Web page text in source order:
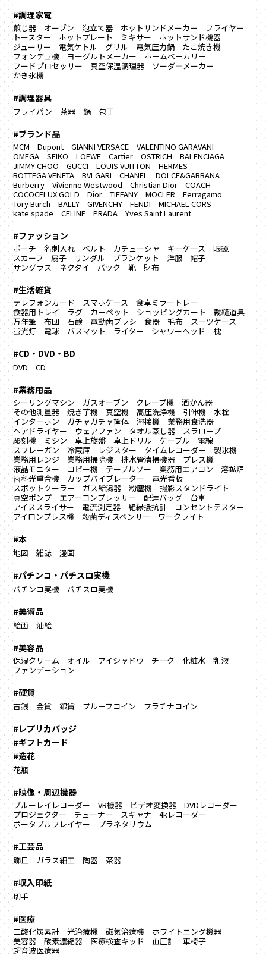
#調理家電
煎じ器 オーブン 泡立て器 ホットサンドメーカー
フライヤー
トースター
ホットプレート ミキサー
ホットサンド機器
ジューサー
電気ケトル グリル 電気圧力鍋
たこ焼き機
フォンデュ機
ヨーグルトメーカー
ホームベーカリー
フードプロセッサー
真空保温調理器
ソーダ―メーカー
かき氷機
#調理器具
フライパン 茶器 鍋 包丁
#ブランド品
MCM Dupont GIANNI VERSACE
VALENTINO GARAVANI
OMEGA
SEIKO LOEWE Cartier OSTRICH
BALENCIAGA
JIMMY CHOO
GUCCI LOUIS VUITTON
HERMES
BOTTEGA VENETA
BVLGARI CHANEL
DOLCE&GABBANA
Burberry
ViVienne Westwood Christian Dior
COACH
COCOCELUX GOLD
Dior TIFFANY MOCLER
Ferragamo
Tory Burch
BALLY GIVENCHY FENDI
MICHAEL CORS
kate spade
CELINE PRADA Yves Saint Laurent
#ファッション
ポーチ 名刺入れ ベルト カチューシャ キーケース
眼鏡
スカーフ
扇子 サンダル ブランケット 洋服
帽子
サングラス
ネクタイ バック 靴 財布
#生活雑貨
テレフォンカード スマホケース
食卓ミラートレー
食器用トレイ
ラグ カーペット ショッピングカート
裁縫道具
万年筆
布団 石鹸 電動歯ブラシ 食器 毛布
スーツケース
蛍光灯
電球 バスマット ライター シャワーヘッド 枕
#CD・DVD・BD
DVD CD
#業務用品
シーリングマシン ガスオーブン クレープ機
酒かん器
その他測量器
焼き芋機 真空機 高圧洗浄機 引伸機
水栓
インターホン
ガチャガチャ筐体 溶接機
業務用食洗器
ヘアドライヤー
ウェアファン タオル蒸し器
スラロープ
彫刻機
ミシン 卓上旋盤 卓上ドリル ケーブル
電線
スプレーガン
冷蔵庫 レジスター タイムレコーダー
製氷機
業務用レンジ
業務用掃除機 排水管清掃機器
プレス機
液晶モニター
コピー機 テーブルソー 業務用エアコン
溶鉱炉
歯科光重合機
カップバイブレーター
電光看板
スポットクーラー
ガス給湯器 粉塵機
撮影スタンドライト
真空ポンプ
エアーコンプレッサー 配達バッグ
台車
アイススライサー
電流測定器 絶縁抵抗計
コンセントテスター
アイロンプレス機
殺菌ディスペンサー ワークライト
#本
地図 雑誌 漫画
#パチンコ・パチスロ実機
パチンコ実機 パチスロ実機
#美術品
絵画 油絵
#美容品
保湿クリーム オイル アイシャドウ チーク 化粧水
乳液
ファンデーション
#硬貨
古銭 金貨 銀貨 プルーフコイン プラチナコイン
#レプリカバッジ
#ギフトカード
#造花
花瓶
#映像・周辺機器
ブルーレイレコーダー VR機器 ビデオ変換器
DVDレコーダー
プロジェクター
チューナー スキャナ
4kレコーダー
ポータブルプレイヤー
プラネタリウム
#工芸品
飾皿 ガラス細工 陶器 茶器
#収入印紙
切手
#医療
二酸化炭素計 光治療機 磁気治療機
ホワイトニング機器
美容器
酸素濃縮器 医療検査キッド 血圧計
車椅子
超音波医療器